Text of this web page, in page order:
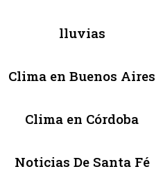
lluvias
Clima en Buenos Aires
Clima en Córdoba
Noticias De Santa Fé